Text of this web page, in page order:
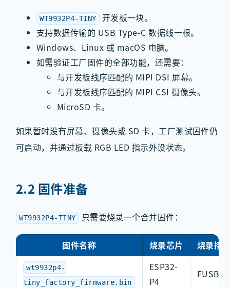
WT9932P4-TINY
开发板一块。
支持数据传输的 USB Type-C 数据线一根。
Windows、Linux 或 macOS 电脑。
如需验证工厂固件的全部功能，还需要：
与开发板线序匹配的 MIPI DSI 屏幕。
与开发板线序匹配的 MIPI CSI 摄像头。
MicroSD 卡。
如果暂时没有屏幕、摄像头或 SD 卡，工厂测试固件仍
可启动，并通过板载 RGB LED 指示外设状态。
2.2 固件准备
WT9932P4-TINY 只需要烧录一个合并固件：
固件名称 烧录芯片 烧录接
wt9932p4-
tiny_factory_firmware.bin
ESP32-
P4
FUSB